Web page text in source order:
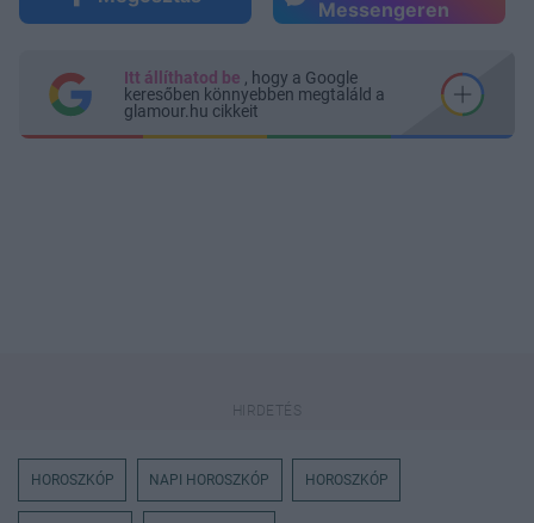
Messengeren
Itt állíthatod be , hogy a Google
keresőben könnyebben megtaláld a
glamour.hu cikkeit
HOROSZKÓP NAPI HOROSZKÓP HOROSZKÓP